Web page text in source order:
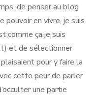
de penser au blog
pouvoir en vivre, je suis
comme ça je suis
et de sélectionner
pour y faire la
cette peur de parler
une partie